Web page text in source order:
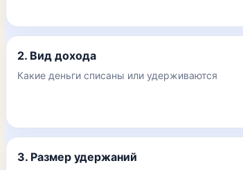
2. Вид дохода
Какие деньги списаны или удерживаются
3. Размер удержаний